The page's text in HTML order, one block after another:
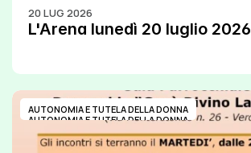
20 LUG 2026
L'Arena lunedì 20 luglio 2026
AUTONOMIA E TUTELA DELLA DONNA
AUTONOMIA E TUTELA DELLA DONNA